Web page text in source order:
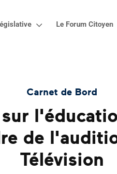
Le Forum Citoyen
Carnet de Bord
de
Télévision